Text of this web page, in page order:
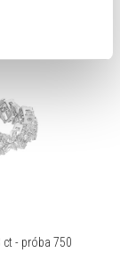
plików
cookie.
ct - próba 750